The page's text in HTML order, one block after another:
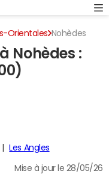
Orientales Nohèdes
Nohèdes :
Les Angles
Mise à jour le 28/05/26